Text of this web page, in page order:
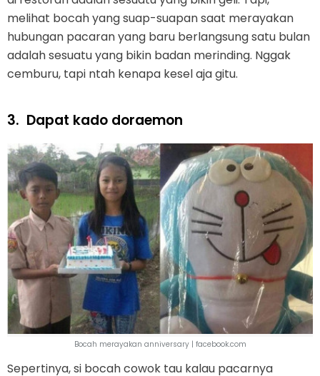
melihat bocah yang suap-suapan saat merayakan
hubungan pacaran yang baru berlangsung satu bulan
adalah sesuatu yang bikin badan merinding. Nggak
cemburu, tapi ntah kenapa kesel aja gitu.
3. Dapat kado doraemon
Bocah merayakan anniversary | facebook.com
Sepertinya, si bocah cowok tau kalau pacarnya